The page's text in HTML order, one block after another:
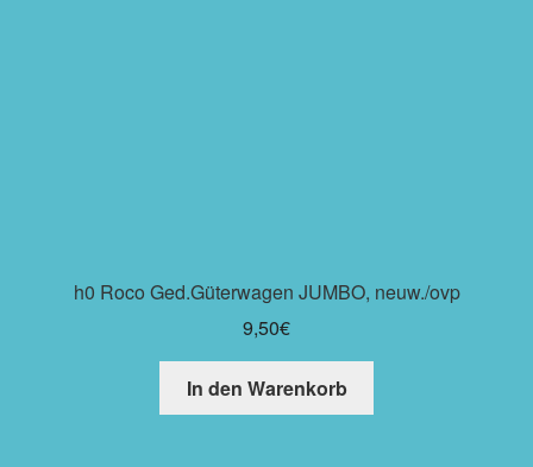
h0 Roco Ged.Güterwagen JUMBO, neuw./ovp
9,50€
In den Warenkorb